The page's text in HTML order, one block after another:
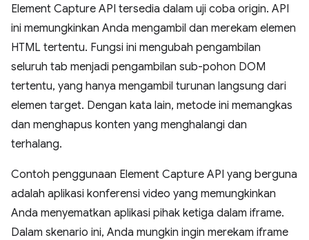
Element Capture API tersedia dalam uji coba origin. API
ini memungkinkan Anda mengambil dan merekam elemen
HTML tertentu. Fungsi ini mengubah pengambilan
seluruh tab menjadi pengambilan sub-pohon DOM
tertentu, yang hanya mengambil turunan langsung dari
elemen target. Dengan kata lain, metode ini memangkas
dan menghapus konten yang menghalangi dan
terhalang.
Contoh penggunaan Element Capture API yang berguna
adalah aplikasi konferensi video yang memungkinkan
Anda menyematkan aplikasi pihak ketiga dalam iframe.
Dalam skenario ini, Anda mungkin ingin merekam iframe